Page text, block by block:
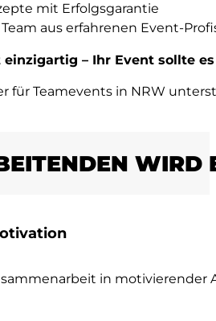
mit Erfolgsgarantie
aus erfahrenen Event-
– Ihr Event sollte
für Teamevents in NRW
WIRD
in motivierender